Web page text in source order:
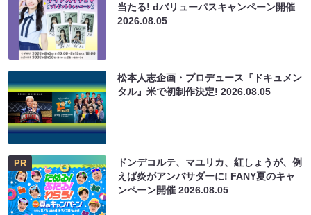
当たる! dバリューパスキャンペーン開催
2026.08.05
松本人志企画・プロデュース『ドキュメン
タル』米で初制作決定!2026.08.05
PR
ドンデコルテ、マユリカ、紅しょうが、例
えば炎がアンバサダーに! FANY夏のキャ
ンペーン開催2026.08.05